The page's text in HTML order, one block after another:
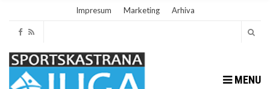
Impresum Marketing Arhiva
MENU